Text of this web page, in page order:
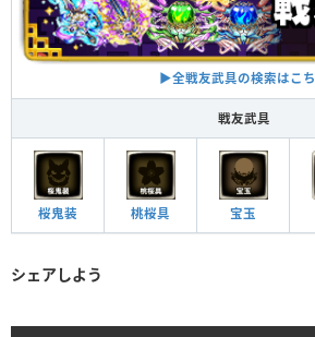
▶︎全戦友武具の検索はこ
戦友武具
桜鬼装 桃桜具 宝玉
シェアしよう